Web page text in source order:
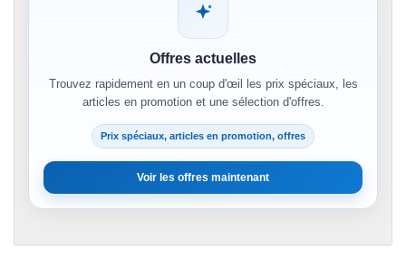
Offres actuelles
Trouvez rapidement en un coup d'œil les prix spéciaux, les
articles en promotion et une sélection d'offres.
Prix spéciaux, articles en promotion, offres
Voir les offres maintenant